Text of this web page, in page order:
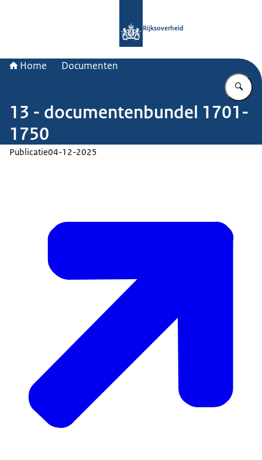
Rijksoverheid
Home Documenten
13 - documentenbundel 1701-
1750
Publicatie04-12-2025